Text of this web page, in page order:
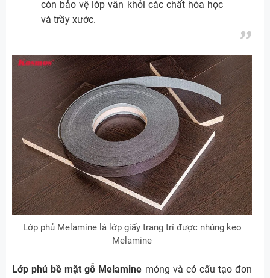
còn bảo vệ lớp vân khỏi các chất hóa học
và trầy xước.
Lớp phủ Melamine là lớp giấy trang trí được nhúng keo
Melamine
Lớp phủ bề mặt gỗ Melamine mỏng và có cấu tạo đơn